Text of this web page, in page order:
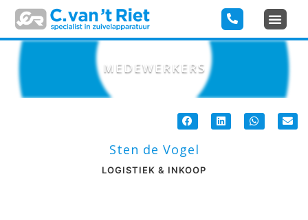
MEDEWERKERS
Sten de Vogel
LOGISTIEK & INKOOP